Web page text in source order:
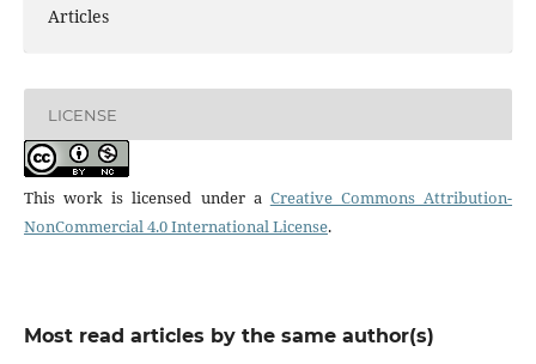
Articles
LICENSE
This work is licensed under a Creative Commons Attribution-
NonCommercial 4.0 International License.
Most read articles by the same author(s)